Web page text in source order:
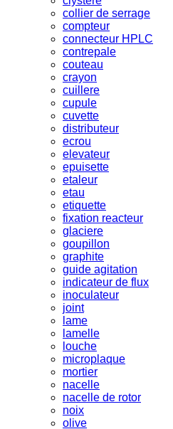
collier de serrage
compteur
connecteur HPLC
contrepale
couteau
crayon
cuillere
cupule
cuvette
distributeur
ecrou
elevateur
epuisette
etaleur
etau
etiquette
fixation reacteur
glaciere
goupillon
graphite
guide agitation
indicateur de flux
inoculateur
joint
lame
lamelle
louche
microplaque
mortier
nacelle
nacelle de rotor
noix
olive